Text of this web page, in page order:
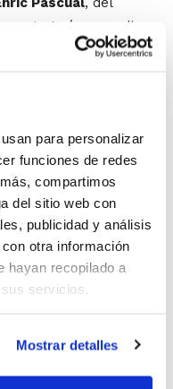
para personalizar
funciones de redes
compartimos
del sitio web con
publicidad y análisis
otra información
hayan recopilado a
servicios.
Mostrar detalles
categoría masculina;
Claret, en
Fabregat
femenina
Vicente Dubal, y
Moixent,Vicent
trofeos han sido
de Alicante,
la FBCV en Alicante,
del C.B. Lucentum,